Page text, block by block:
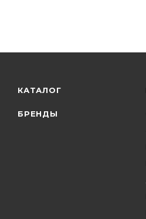
КАТАЛОГ
БРЕНДЫ